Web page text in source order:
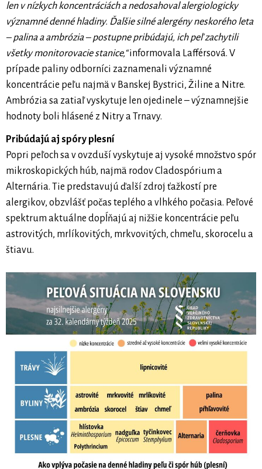
len v nízkych koncentráciách a nedosahoval alergiologicky
významné denné hladiny. Ďalšie silné alergény neskorého leta
– palina a ambrózia – postupne pribúdajú, ich peľ zachytili
všetky monitorovacie stanice,“informovala Lafférsová. V
prípade paliny odborníci zaznamenali významné
koncentrácie peľu najmä v Banskej Bystrici, Žiline a Nitre.
Ambrózia sa zatiaľ vyskytuje len ojedinele – významnejšie
hodnoty boli hlásené z Nitry a Trnavy.
Pribúdajú aj spóry plesní
Popri peľoch sa v ovzduší vyskytuje aj vysoké množstvo spór
mikroskopických húb, najmä rodov Cladospórium a
Alternária. Tie predstavujú ďalší zdroj ťažkostí pre
alergikov, obzvlášť počas teplého a vlhkého počasia. Peľové
spektrum aktuálne dopĺňajú aj nižšie koncentrácie peľu
astrovitých, mrlíkovitých, mrkvovitých, chmeľu, skorocelu a
štiavu.